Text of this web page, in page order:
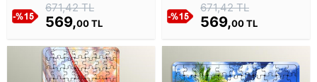
671,42 TL
569,00 TL
671,42 TL
569,00 TL